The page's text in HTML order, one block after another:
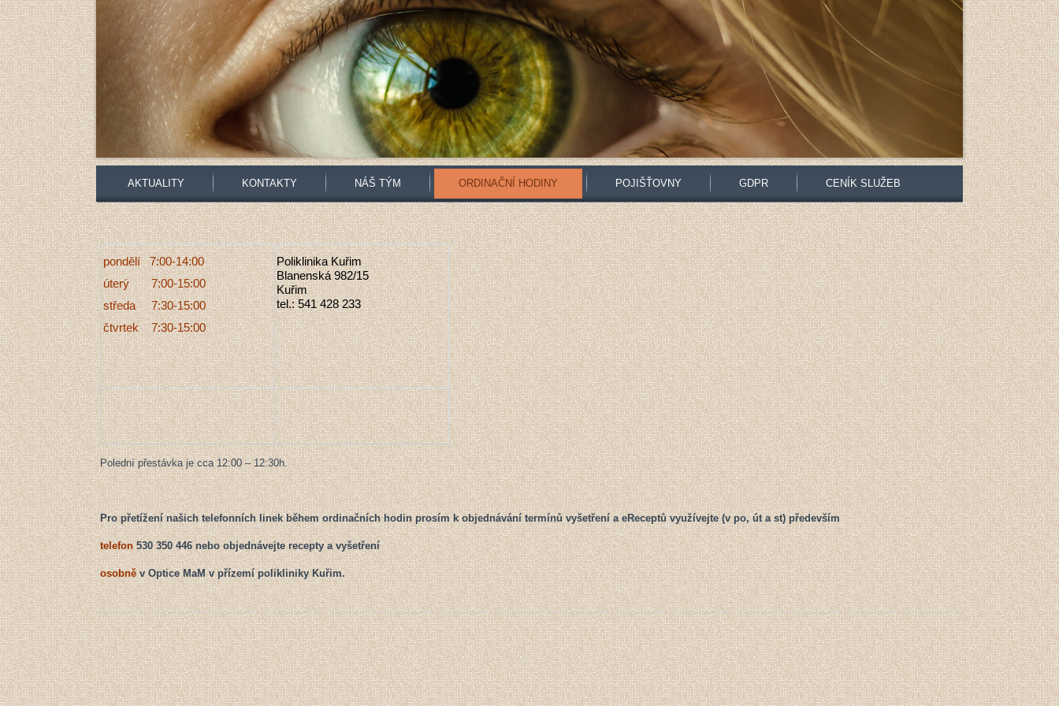
AKTUALITY KONTAKTY NÁŠ TÝM ORDINAČNÍ HODINY POJIŠŤOVNY GDPR CENÍK SLUŽEB
pondělí 7:00-14:00
úterý 7:00-15:00
středa 7:30-15:00
čtvrtek 7:30-15:00
Poliklinika Kuřim
Blanenská 982/15
Kuřim
tel.: 541 428 233
Polední přestávka je cca 12:00 – 12:30h.
Pro přetížení našich telefonních linek během ordinačních hodin prosím k objednávání termínů vyšetření a eReceptů využívejte (v po, út a st) především
telefon530 350 446 nebo objednávejte recepty a vyšetření
osobněv Optice MaM v přízemí polikliniky Kuřim.